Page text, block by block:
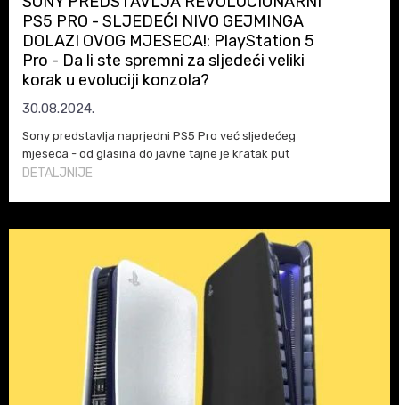
PS5 PRO - SLJEDEĆI NIVO GEJMINGA
DOLAZI OVOG MJESECA!: PlayStation 5
Pro - Da li ste spremni za sljedeći veliki
korak u evoluciji konzola?
30.08.2024.
Sony predstavlja naprjedni PS5 Pro već sljedećeg
mjeseca - od glasina do javne tajne je kratak put
DETALJNIJE